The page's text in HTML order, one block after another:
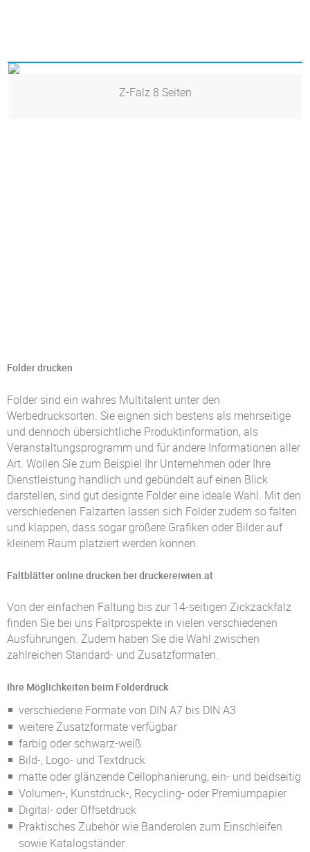
Z-Falz 8 Seiten
Folder drucken
Folder sind ein wahres Multitalent unter den
Werbedrucksorten. Sie eignen sich bestens als mehrseitige
und dennoch übersichtliche Produktinformation, als
Veranstaltungsprogramm und für andere Informationen aller
Art. Wollen Sie zum Beispiel Ihr Unternehmen oder Ihre
Dienstleistung handlich und gebündelt auf einen Blick
darstellen, sind gut designte Folder eine ideale Wahl. Mit den
verschiedenen Falzarten lassen sich Folder zudem so falten
und klappen, dass sogar größere Grafiken oder Bilder auf
kleinem Raum platziert werden können.
Faltblätter online drucken bei druckereiwien.at
Von der einfachen Faltung bis zur 14-seitigen Zickzackfalz
finden Sie bei uns Faltprospekte in vielen verschiedenen
Ausführungen. Zudem haben Sie die Wahl zwischen
zahlreichen Standard- und Zusatzformaten.
Ihre Möglichkeiten beim Folderdruck
verschiedene Formate von DIN A7 bis DIN A3
weitere Zusatzformate verfügbar
farbig oder schwarz-weiß
Bild-, Logo- und Textdruck
matte oder glänzende Cellophanierung, ein- und beidseitig
Volumen-, Kunstdruck-, Recycling- oder Premiumpapier
Digital- oder Offsetdruck
Praktisches Zubehör wie Banderolen zum Einschleifen
sowie Katalogständer